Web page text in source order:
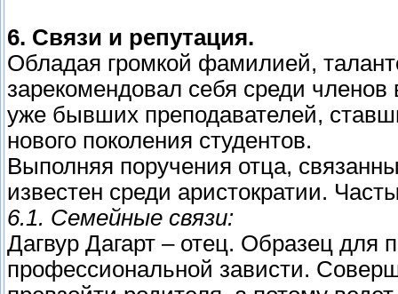
6. Связи и репутация.
Обладая громкой фамилией,
зарекомендовал себя среди
уже бывших преподавателей,
нового поколения студентов.
Выполняя поручения отца,
известен среди аристократии.
6.1. Семейные связи:
Дагвур Дагарт – отец. Образец для
профессиональной зависти.